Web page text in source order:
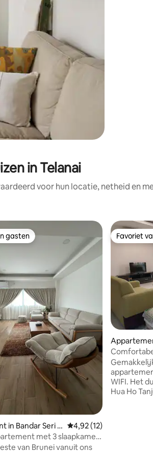
in Telanai
voor hun locatie, netheid en
4,85 uit 5, 40 recensies
gasten
gasten
in Bandar Seri B Gemiddelde
4,92 (12)
met 3 slaapkamers
Gadong
van Brunei vanuit ons
Favoriet
Favoriet
wan
WIFI. Het duurt vijf minuten rijden naar
Hua Ho